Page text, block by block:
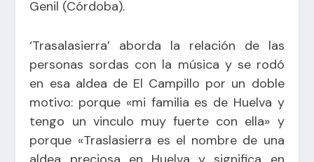
Genil (Córdoba).
‘Trasalasierra’ aborda la relación de las
personas sordas con la música y se rodó
en esa aldea de El Campillo por un doble
motivo: porque «mi familia es de Huelva y
tengo un vinculo muy fuerte con ella» y
porque «Traslasierra es el nombre de una